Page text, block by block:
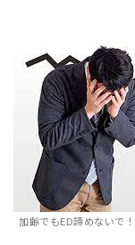
加齢でもED諦めないで！